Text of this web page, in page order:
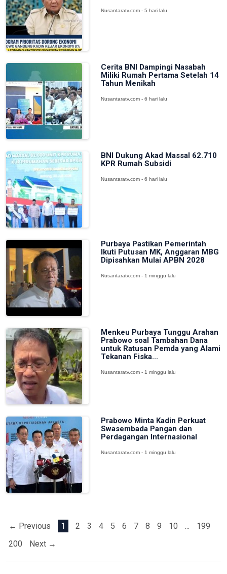
Nusantaratv.com - 5 hari lalu
Cerita BNI Dampingi Nasabah
Miliki Rumah Pertama Setelah 14
Tahun Menikah
Nusantaratv.com - 6 hari lalu
BNI Dukung Akad Massal 62.710
KPR Rumah Subsidi
Nusantaratv.com - 6 hari lalu
Purbaya Pastikan Pemerintah
Ikuti Putusan MK, Anggaran MBG
Dipisahkan Mulai APBN 2028
Nusantaratv.com - 1 minggu lalu
Menkeu Purbaya Tunggu Arahan
Prabowo soal Tambahan Dana
untuk Ratusan Pemda yang Alami
Tekanan Fiska...
Nusantaratv.com - 1 minggu lalu
Prabowo Minta Kadin Perkuat
Swasembada Pangan dan
Perdagangan Internasional
Nusantaratv.com - 1 minggu lalu
← Previous 1 2 3 4 5 6 7 8 9 10 ...
199
200
Next →